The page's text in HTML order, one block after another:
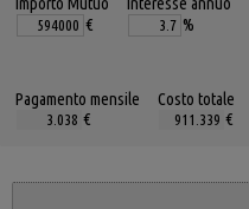
€
%
Pagamento mensile
€
Costo totale
€